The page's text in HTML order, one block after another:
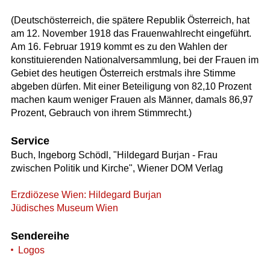
(Deutschösterreich, die spätere Republik Österreich, hat
am 12. November 1918 das Frauenwahlrecht eingeführt.
Am 16. Februar 1919 kommt es zu den Wahlen der
konstituierenden Nationalversammlung, bei der Frauen im
Gebiet des heutigen Österreich erstmals ihre Stimme
abgeben dürfen. Mit einer Beteiligung von 82,10 Prozent
machen kaum weniger Frauen als Männer, damals 86,97
Prozent, Gebrauch von ihrem Stimmrecht.)
Service
Buch, Ingeborg Schödl, "Hildegard Burjan - Frau
zwischen Politik und Kirche", Wiener DOM Verlag
Erzdiözese Wien: Hildegard Burjan
Jüdisches Museum Wien
Sendereihe
Logos